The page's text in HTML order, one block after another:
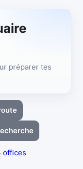
préparer tes
offices